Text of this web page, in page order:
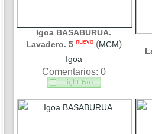
Igoa BASABURUA.
Lavadero. 5 nuevo (MCM)
Igoa
Comentarios: 0